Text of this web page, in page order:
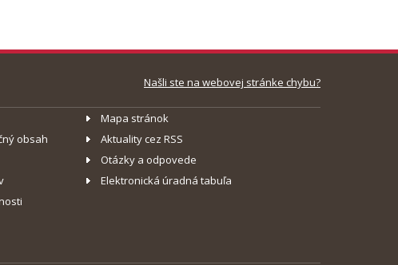
Našli ste na webovej stránke chybu?
Mapa stránok
obsah
Aktuality cez RSS
Otázky a odpovede
Elektronická úradná tabuľa